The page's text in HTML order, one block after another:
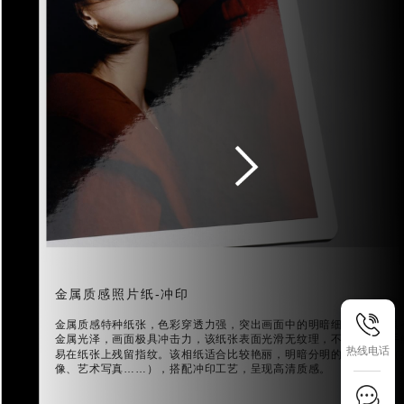
金属质感照片纸-冲印
金属质感特种纸张，色彩穿透力强，突出画面中的明暗细节，纸张具
金属光泽，画面极具冲击力，该纸张表面光滑无纹理，不宜直接用手
易在纸张上残留指纹。该相纸适合比较艳丽，明暗分明的色彩照片（
像、艺术写真……），搭配冲印工艺，呈现高清质感。
热线电话